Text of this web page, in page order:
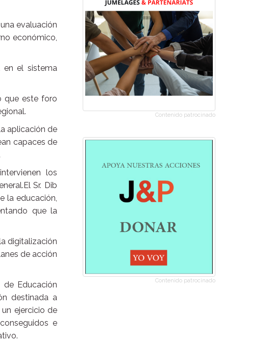
evaluación
económico,
en el sistema
que este foro
aplicación de
capaces de
los
Sr. Dib
la educación,
que la
digitalización
de acción
de Educación
destinada a
ejercicio de
e
Contenido patrocinado
Contenido patrocinado